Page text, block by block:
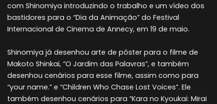
com Shinomiya introduzindo o trabalho e um vídeo dos
bastidores para o “Dia da Animação” do Festival
Internacional de Cinema de Annecy, em 19 de maio.
Shinomiya já desenhou arte de pôster para o filme de
Makoto Shinkai, “O Jardim das Palavras”, e também
desenhou cenários para esse filme, assim como para
“your name.” e “Children Who Chase Lost Voices”. Ele
também desenhou cenários para “Kara no Kyoukai: Mirai